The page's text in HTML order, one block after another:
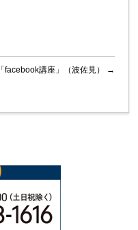
「facebook講座」（波佐見） →